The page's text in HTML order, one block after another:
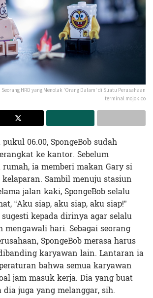
HRD yang Menolak 'Orang Dalam' di Suatu Perusahaan
terminal mojok.co
06.00, SpongeBob sudah
ke kantor. Sebelum
ia memberi makan Gary si
Sambil menuju stasiun
jalan kaki, SpongeBob selalu
“Aku siap, aku siap, aku siap!”
kepada dirinya agar selalu
mengawali hari. Sebagai seorang
SpongeBob merasa harus
karyawan lain. Lantaran ia
bahwa semua karyawan
jam masuk kerja. Dia yang buat
dia juga yang melanggar, sih.